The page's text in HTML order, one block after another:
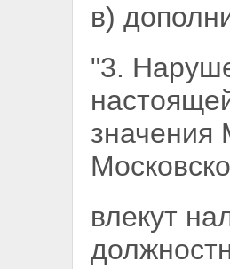
в)
"3.
значения
влекут